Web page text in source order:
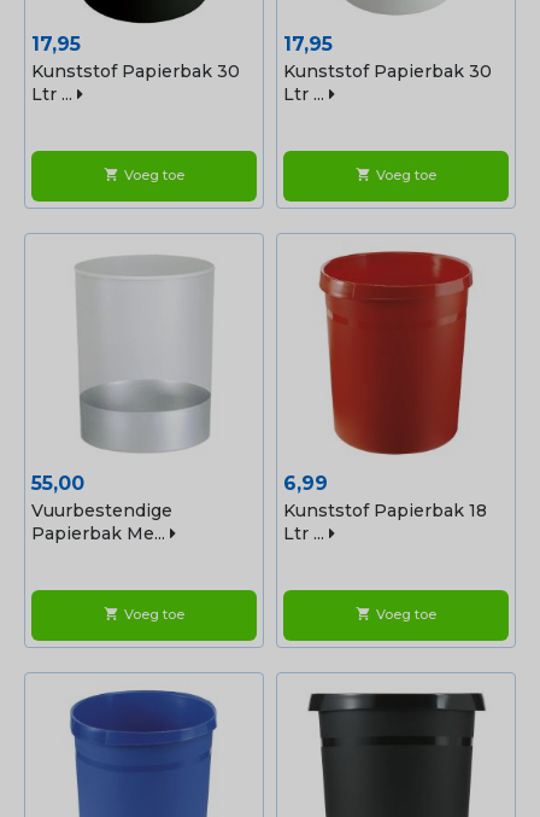
Prijs
17,95
Kunststof Papierbak 30
Ltr ...
shopping_cart Voeg toe
Prijs
17,95
Kunststof Papierbak 30
Ltr ...
shopping_cart Voeg toe
Prijs
55,00
Vuurbestendige
Papierbak Me...
shopping_cart Voeg toe
Prijs
6,99
Kunststof Papierbak 18
Ltr ...
shopping_cart Voeg toe